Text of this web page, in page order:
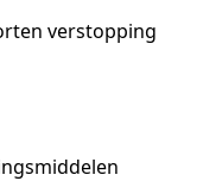
verstopping